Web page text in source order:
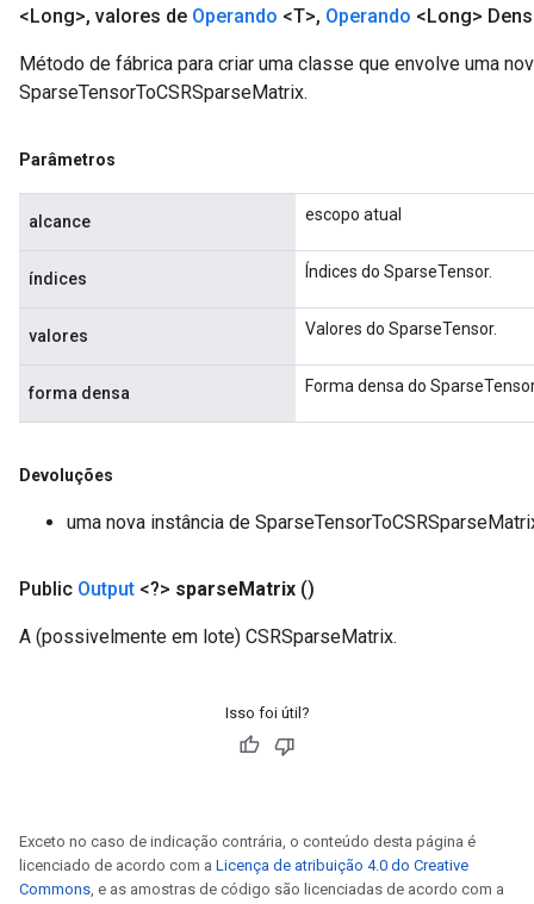
<Long>, valores de Operando <T>, Operando <Long>
Método de fábrica para criar uma classe que envolve uma
SparseTensorToCSRSparseMatrix.
Parâmetros
alcance escopo atual
índices Índices do SparseTensor.
valores Valores do SparseTensor.
forma densa Forma densa do
Devoluções
uma nova instância de
Public Output <?> sparseMatrix ()
A (possivelmente em lote) CSRSparseMatrix.
Isso foi útil?
Exceto no caso de indicação contrária, o conteúdo desta página é
licenciado de acordo com a Licença de atribuição 4.0 do Creative
Commons, e as amostras de código são licenciadas de acordo com a